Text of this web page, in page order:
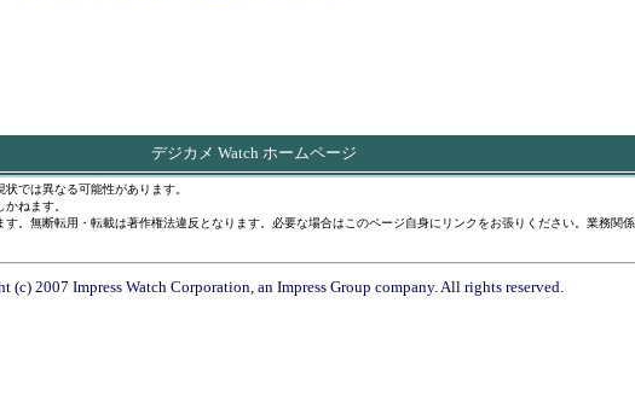
デジカメ Watch ホームページ
では異なる可能性があります。
ねます。
す。無断転用・転載は著作権法違反となります。必要な場合はこのページ自身にリンクをお張りください。業務関
(c) 2007 Impress Watch Corporation, an Impress Group company. All rights reserved.